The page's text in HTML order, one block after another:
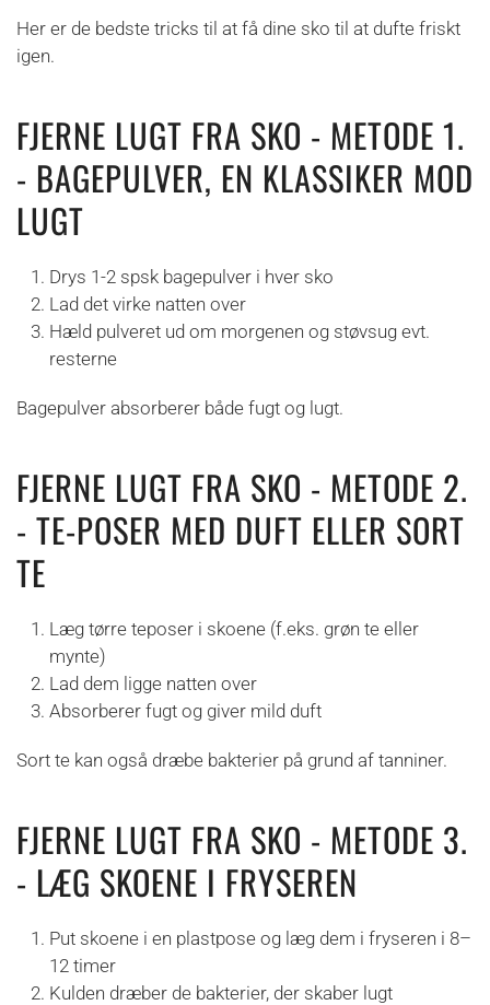
Her er de bedste tricks til at få dine sko til at dufte friskt
igen.
FJERNE LUGT FRA SKO - METODE 1.
- BAGEPULVER, EN KLASSIKER MOD
LUGT
Drys 1-2 spsk bagepulver i hver sko
Lad det virke natten over
Hæld pulveret ud om morgenen og støvsug evt.
resterne
Bagepulver absorberer både fugt og lugt.
FJERNE LUGT FRA SKO - METODE 2.
- TE-POSER MED DUFT ELLER SORT
TE
Læg tørre teposer i skoene (f.eks. grøn te eller
mynte)
Lad dem ligge natten over
Absorberer fugt og giver mild duft
Sort te kan også dræbe bakterier på grund af tanniner.
FJERNE LUGT FRA SKO - METODE 3.
- LÆG SKOENE I FRYSEREN
Put skoene i en plastpose og læg dem i fryseren i 8–
12 timer
Kulden dræber de bakterier, der skaber lugt